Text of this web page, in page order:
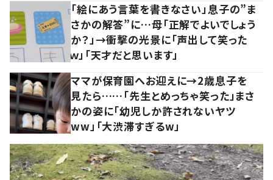
「絵にあう言葉を書きなさい」息子の”ま
さかの解答”に…母「正解でよいでしょう
か？」→衝撃の光景に「声出して笑った
ｗ」「天才だと思います」
ママが保育園へお迎えに→2歳息子を
見たら……「先生とめっちゃ笑った」まさ
かの姿に「幼児しか許されないヤツ
ww」「大渋滞すぎるw」